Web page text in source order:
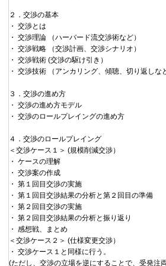
２．交渉の基本
・ 交渉とは
・ 交渉理論 （ハーバード流交渉術など）
・ 交渉戦略 （交渉計画、交渉シナリオ）
・ 交渉戦術 (交渉の駆け引き）
・ 交渉技術 （アンカリング、傾聴、切り返しな
３．交渉の進め方
・ 交渉の進め方モデル
・ 交渉のロールプレイングの進め方
４．交渉のロールプレイング
＜交渉ケース１＞ (規模削減交渉）
・ ケースの理解
・ 交渉案の作成
・ 第１回目交渉の実施
・ 第１回目交渉結果の分析と第２回目の準備
・ 第２回目交渉の実施
・ 第２回目交渉結果の分析と振り返り
・ 感想戦、まとめ
＜交渉ケース２＞ (仕様変更交渉）
・ 交渉ケース１と同様に行う。
(ただし、交渉の立場を逆にすることで、受発注